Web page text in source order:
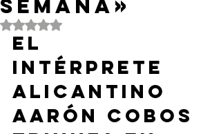
semana»
Obtuvo NaN de 5 estrellas.
El
intérprete
alicantino
Aarón Cobos